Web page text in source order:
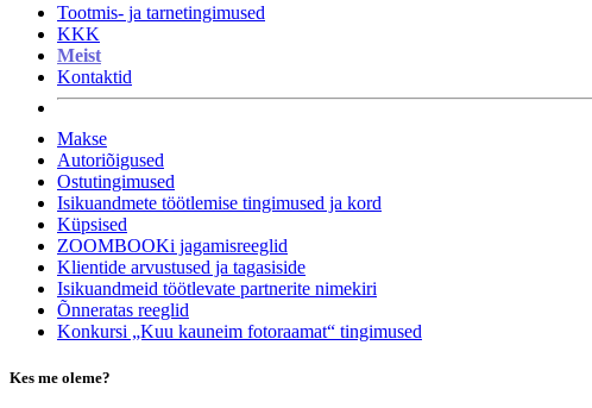
Tootmis- ja tarnetingimused
KKK
Meist
Kontaktid
Makse
Autoriõigused
Ostutingimused
Isikuandmete töötlemise tingimused ja kord
Küpsised
ZOOMBOOKi jagamisreeglid
Klientide arvustused ja tagasiside
Isikuandmeid töötlevate partnerite nimekiri
Õnneratas reeglid
Konkursi „Kuu kauneim fotoraamat“ tingimused
Kes me oleme?